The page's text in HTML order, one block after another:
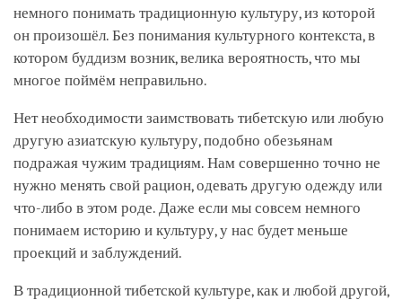
немного понимать традиционную культуру, из которой
он произошёл. Без понимания культурного контекста, в
котором буддизм возник, велика вероятность, что мы
многое поймём неправильно.
Нет необходимости заимствовать тибетскую или любую
другую азиатскую культуру, подобно обезьянам
подражая чужим традициям. Нам совершенно точно не
нужно менять свой рацион, одевать другую одежду или
что-либо в этом роде. Даже если мы совсем немного
понимаем историю и культуру, у нас будет меньше
проекций и заблуждений.
В традиционной тибетской культуре, как и любой другой,